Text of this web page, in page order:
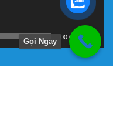
00:00
Gọi Ngay